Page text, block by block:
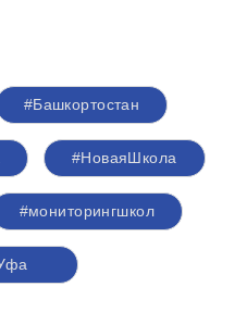
#Башкортостан
#НоваяШкола
#мониторингшкол